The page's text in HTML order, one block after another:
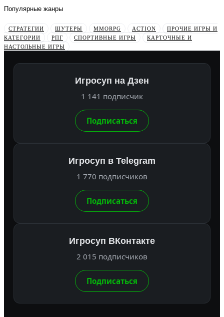
Популярные жанры
СТРАТЕГИИ ШУТЕРЫ MMORPG ACTION
ПРОЧИЕ ИГРЫ И
КАТЕГОРИИ
РПГ СПОРТИВНЫЕ ИГРЫ
КАРТОЧНЫЕ И
НАСТОЛЬНЫЕ ИГРЫ
Игросуп на Дзен
1 141 подписчик
Подписаться
Игросуп в Telegram
1 770 подписчиков
Подписаться
Игросуп ВКонтакте
2 015 подписчиков
Подписаться